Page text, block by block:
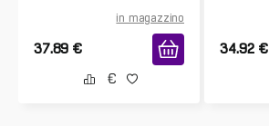
in magazzino
37.89 € 34.92 €